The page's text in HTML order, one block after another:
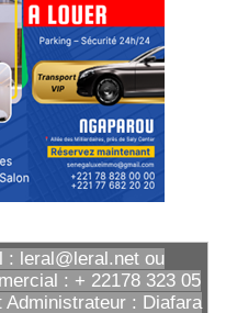
: leral@leral.net ou
: + 22178 323 05
: Diafara